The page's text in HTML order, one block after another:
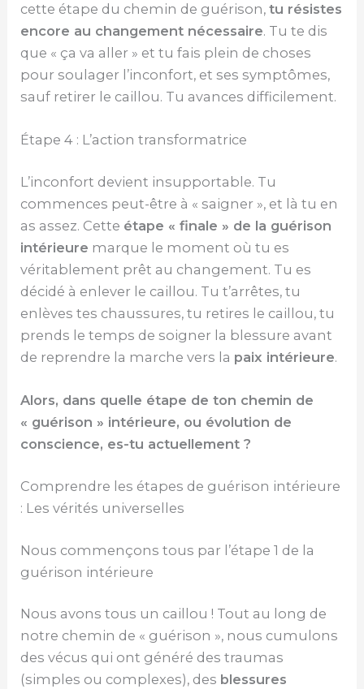
cette étape du chemin de guérison,tu résistes
encore au changement nécessaire. Tu te dis
que « ça va aller » et tu fais plein de choses
pour soulager l’inconfort, et ses symptômes,
sauf retirer le caillou. Tu avances difficilement.
Étape 4 : L’action transformatrice
L’inconfort devient insupportable. Tu
commences peut-être à « saigner », et là tu en
as assez. Cette étape « finale » de la guérison
intérieure marque le moment où tu es
véritablement prêt au changement. Tu es
décidé à enlever le caillou. Tu t’arrêtes, tu
enlèves tes chaussures, tu retires le caillou, tu
prends le temps de soigner la blessure avant
de reprendre la marche vers la paix intérieure.
Alors, dans quelle étape de ton chemin de
« guérison » intérieure, ou évolution de
conscience, es-tu actuellement ?
Comprendre les étapes de guérison intérieure
: Les vérités universelles
Nous commençons tous par l’étape 1 de la
guérison intérieure
Nous avons tous un caillou ! Tout au long de
notre chemin de « guérison », nous cumulons
des vécus qui ont généré des traumas
(simples ou complexes), des blessures